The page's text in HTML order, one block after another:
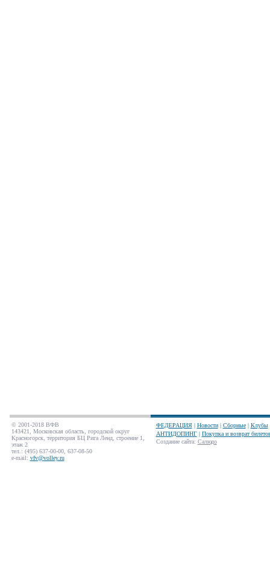
© 2001-2018 ВФВ
143421, Московская область, городской округ
Красногорск, территория БЦ Рига Ленд, строение 1,
этаж 2
тел.: (495) 637-00-00, 637-08-50
e-mail: vfv@volley.ru
ФЕДЕРАЦИЯ| Новости| Сборные| Клубы
АНТИДОПИНГ| Покупка и возврат
Создание сайта: Салюдо